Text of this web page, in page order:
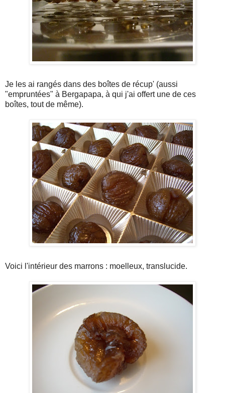
Je les ai rangés dans des boîtes de récup' (aussi
"empruntées" à Bergapapa, à qui j'ai offert une de ces
boîtes, tout de même).
Voici l'intérieur des marrons : moelleux, translucide.